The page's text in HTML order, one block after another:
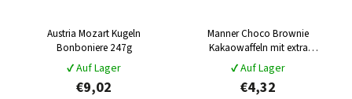
Austria Mozart Kugeln
Bonboniere 247g
✔ Auf Lager
€9,02
Manner Choco Brownie
Kakaowaffeln mit extra
Schokoladencreme 400g
✔ Auf Lager
€4,32